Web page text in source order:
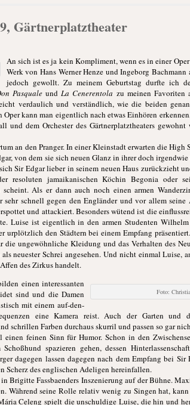
Gärtnerplatztheater
An sich ist es ja kein Kompliment, wenn es in einer
Werk von Hans Werner Henze und Ingeborg Bachmann
jedoch gewollt. Zu meinem Geburtstag durfte ich
PasqualeundLa Cenerentola zu meinen Favoriten
verdaulich und verständlich, wie die beiden
kann man eigentlich nach etwas Einhören
und dem Orchester des Gärtnerplatztheaters
an den Pranger. In einer Kleinstadt erwarten die
von dem sie sich neuen Glanz in ihrer doch
Sir Edgar lieber in seinem neuen Haus zurückzieht
resoluten jamaikanischen Köchin Begonia oder
Als er dann auch noch einen armen
schnell gegen den Engländer und vor allem
und attackiert. Besonders wütend ist die
Luise ist eigentlich in den armen Studenten
urplötzlich den Städtern bei einem Empfang
ungewöhnliche Kleidung und das Verhalten des
neuester Schrei angesehen. Und nicht einmal Luise,
des Zirkus handelt.
Foto:
einen interessanten
sind und die Damen
mit einem auf-den-
eine Kamera reist. Auch der Garten
schrillen Farben durchaus skurril und passen so gar
feinen Sinn für Humor. Schon in den
spazieren gehen, dessen
dagegen lassen dagegen nach dem Empfang bei
Scherz des englischen Adeligen hereinfallen.
in Brigitte Fassbaenders Inszenierung auf der Bühne.
Während seine Rolle relativ wenig zu Singen hat,
Celeng spielt die unschuldige Luise, die hin und